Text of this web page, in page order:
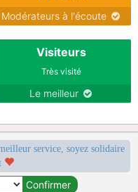
Modérateurs à l'écoute
Visiteurs
Très visité
Le meilleur
service, soyez solidaire